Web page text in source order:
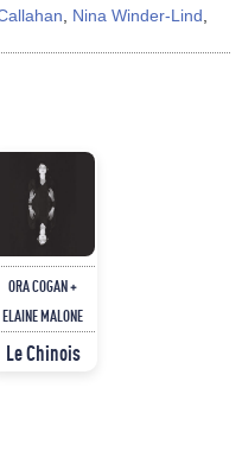
Nina Winder-Lind
ORA COGAN +
ELAINE MALONE
Le Chinois